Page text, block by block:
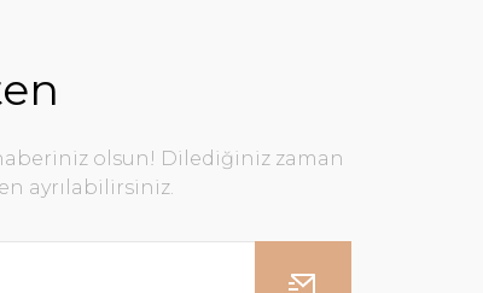
olsun! Dilediğiniz zaman
ayrılabilirsiniz.